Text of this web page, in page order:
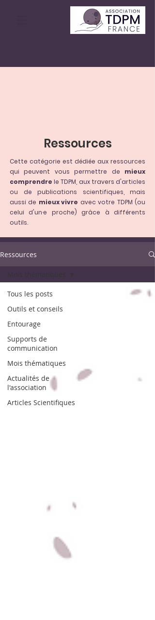
Ressources
Cette catégorie est dédiée aux ressources
qui peuvent vous permettre de mieux
comprendre le TDPM, aux travers d'articles
ou de publications scientifiques, mais
aussi de mieux vivre avec votre TDPM (ou
celui d'un·e proche) grâce à différents
outils.
Ressources
Tous les posts
Outils et conseils
Entourage
Supports de
communication
Mois thématiques
Actualités de
l'association
Articles Scientifiques
Mois thématiques